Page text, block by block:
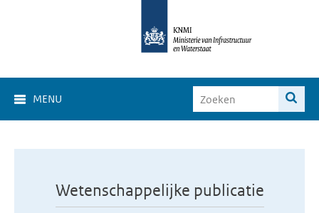
MENU
Wetenschappelijke publicatie